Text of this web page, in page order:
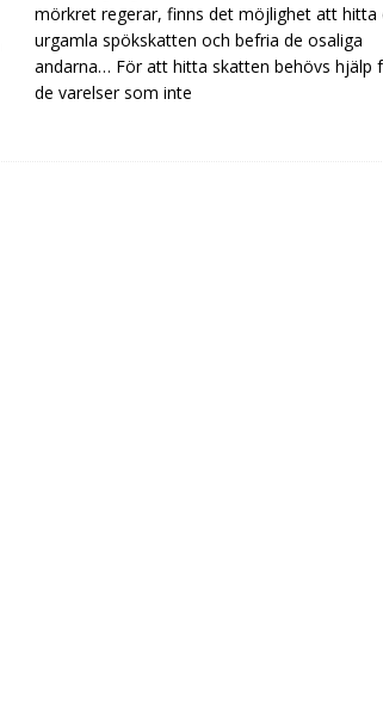
mörkret regerar, finns det möjlighet att hitta
urgamla spökskatten och befria de osaliga
andarna… För att hitta skatten behövs hjälp
de varelser som inte